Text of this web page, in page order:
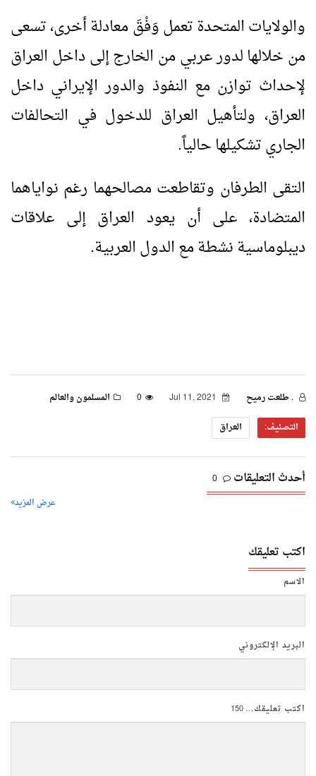
والولايات المتحدة تعمل وَفْقَ معادلة أخرى، تسعى
من خلالها لدور عربي من الخارج إلى داخل العراق
لإحداث توازن مع النفوذ والدور الإيراني داخل
العراق، ولتأهيل العراق للدخول في التحالفات
الجاري تشكيلها حالياً.
التقى الطرفان وتقاطعت مصالحهما رغم نواياهما
المتضادة، على أن يعود العراق إلى علاقات
ديبلوماسية نشطة مع الدول العربية.
. طلعت رميح 0
المسلمون والعالم
التصنيف:
العراق
أحدث التعليقات 0
عرض المزيد
اكتب تعليقك
الاسم
البريد الإلكتروني
اكتب تعليقك...150